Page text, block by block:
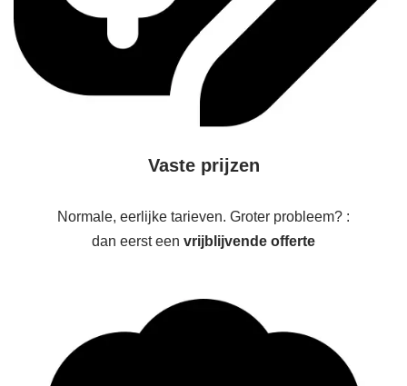
Vaste prijzen
Normale, eerlijke tarieven. Groter probleem? :
dan eerst een vrijblijvende offerte